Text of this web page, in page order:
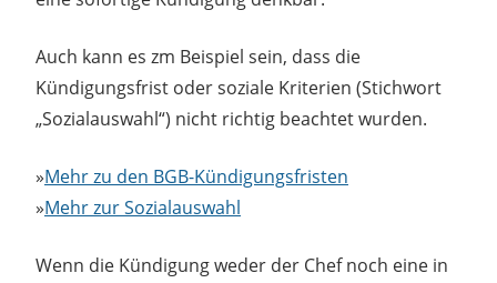
Auch kann es zm Beispiel sein, dass die
Kündigungsfrist oder soziale Kriterien (Stichwort
„Sozialauswahl“) nicht richtig beachtet wurden.
»Mehr zu den BGB-Kündigungsfristen
»Mehr zur Sozialauswahl
Wenn die Kündigung weder der Chef noch eine in